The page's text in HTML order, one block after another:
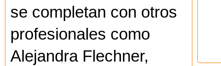
se completan con otros
profesionales como
Alejandra Flechner,